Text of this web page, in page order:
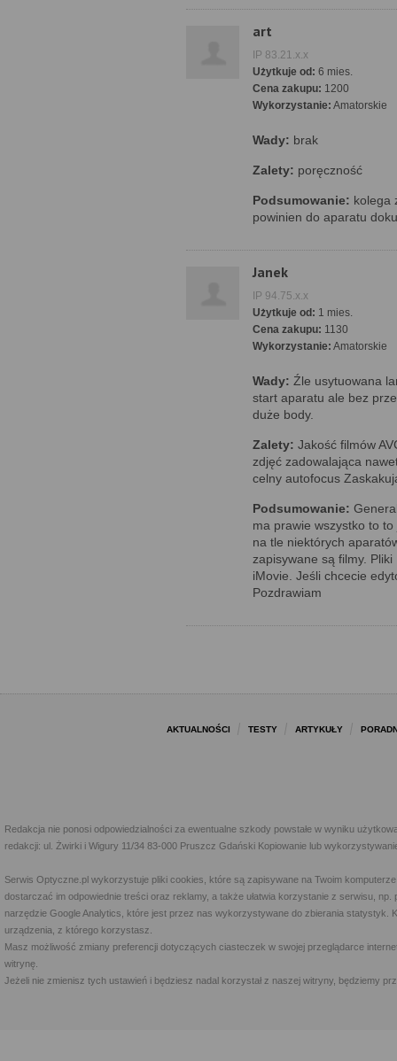
art
IP 83.21.x.x
Użytkuje od: 6 mies.
Cena zakupu: 1200
Wykorzystanie: Amatorskie
Wady: brak
Zalety: poręczność
Podsumowanie: kolega
powinien do aparatu
Janek
IP 94.75.x.x
Użytkuje od: 1 mies.
Cena zakupu: 1130
Wykorzystanie: Amatorskie
Wady: Źle usytuowana
start aparatu ale bez
duże body.
Zalety: Jakość filmów
zdjęć zadowalająca
celny autofocus
Podsumowanie:
ma prawie wszystko to
na tle niektórych
zapisywane są filmy.
iMovie. Jeśli chcecie
Pozdrawiam
AKTUALNOŚCI TESTY ARTYKUŁY
Redakcja nie ponosi odpowiedzialności za ewentualne szkody powstałe w wyniku
redakcji: ul. Żwirki i Wigury 11/34 83-000 Pruszcz Gdański Kopiowanie lub
Serwis Optyczne.pl wykorzystuje pliki cookies, które są zapisywane na Twoim
dostarczać im odpowiednie treści oraz reklamy, a także ułatwia korzystanie z serwisu,
narzędzie Google Analytics, które jest przez nas wykorzystywane do zbierania statystyk.
urządzenia, z którego korzystasz.
Masz możliwość zmiany preferencji dotyczących ciasteczek w swojej przeglądarce
witrynę.
Jeżeli nie zmienisz tych ustawień i będziesz nadal korzystał z naszej witryny, będziemy